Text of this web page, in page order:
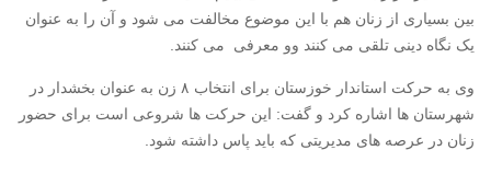
بین بسیاری از زنان هم با این موضوع مخالفت می شود و آن را به عنوان
یک نگاه دینی تلقی می کنند وو معرفی می کنند.
وی به حرکت استاندار خوزستان برای انتخاب ۸ زن به عنوان بخشدار در
شهرستان ها اشاره کرد و گفت: این حرکت ها شروعی است برای حضور
زنان در عرصه های مدیریتی که باید پاس داشته شود